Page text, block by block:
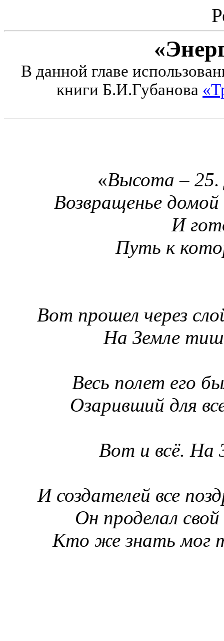
В данной главе
книги Б.И.Губанова
«Высота – 25.
Возвращенье домой
И
Путь к
Вот прошел через
На Земле
Весь полет его
Озаривший для
Вот и всё. На
И создателей все
Он проделал
Кто же знать мог